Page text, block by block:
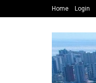
Home Login